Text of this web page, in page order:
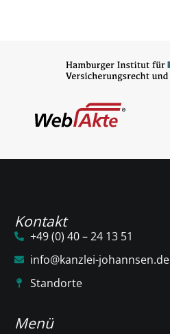
Kontakt
+49 (0) 40 – 24 13 51
info@kanzlei-johannsen.de
Standorte
Menü